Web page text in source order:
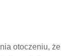
otoczeniu, że